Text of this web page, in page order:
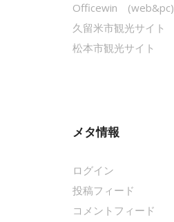
Officewin (web&pc)
久留米市観光サイト
松本市観光サイト
メタ情報
ログイン
投稿フィード
コメントフィード